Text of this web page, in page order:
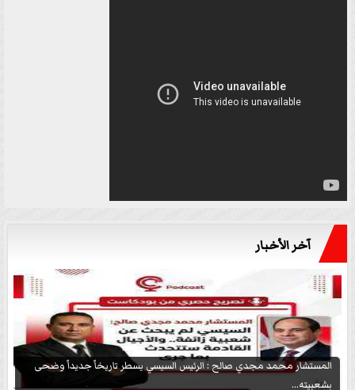
آخر الأخبار
المستشار محمد مجدي صالح : الرئيس السيسي يسطر تاريخاً جديداً وضحى
بشعبيته...